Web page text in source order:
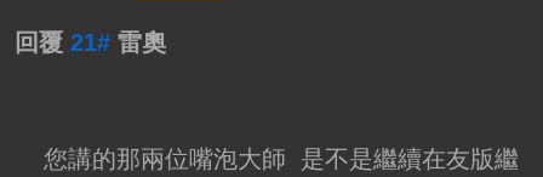
回覆 21# 雷奧
您講的那兩位嘴泡大師 是不是繼續在友版繼